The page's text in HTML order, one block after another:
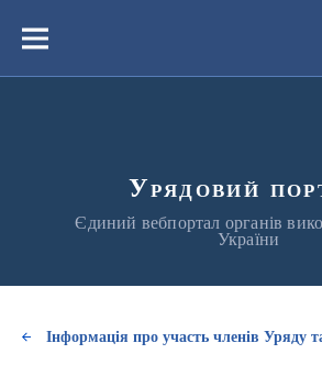
вмістуМеню
Урядовий
Єдиний вебпортал органів
України
Інформація про участь членів Уряду